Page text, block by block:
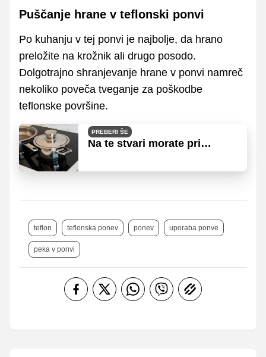
Puščanje hrane v teflonski ponvi
Po kuhanju v tej ponvi je najbolje, da hrano
preložite na krožnik ali drugo posodo.
Dolgotrajno shranjevanje hrane v ponvi namreč
nekoliko poveča tveganje za poškodbe
teflonske površine.
PREBERI ŠE
Na te stvari morate pri
teflon teflonska ponev ponev uporaba ponve
peka v ponvi